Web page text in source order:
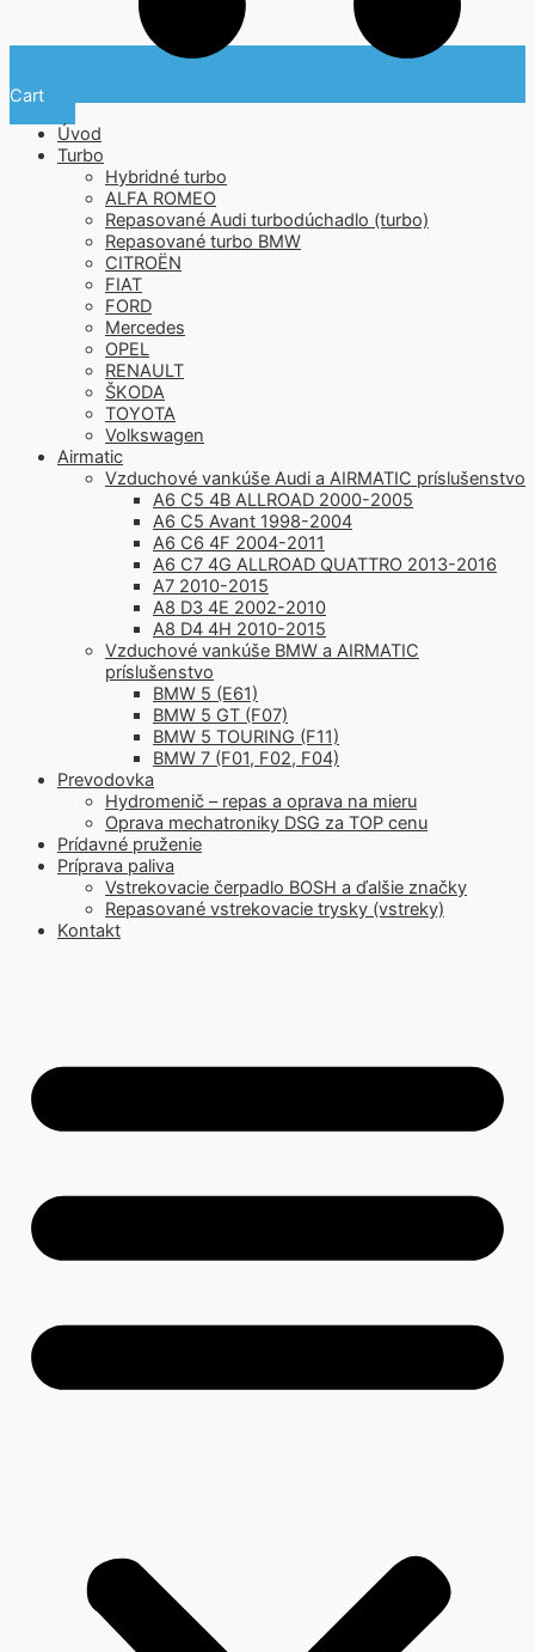
Cart
Úvod
Turbo
Hybridné turbo
ALFA ROMEO
Repasované Audi turbodúchadlo (turbo)
Repasované turbo BMW
CITROËN
FIAT
FORD
Mercedes
OPEL
RENAULT
ŠKODA
TOYOTA
Volkswagen
Airmatic
Vzduchové vankúše Audi a AIRMATIC príslušenstvo
A6 C5 4B ALLROAD 2000-2005
A6 C5 Avant 1998-2004
A6 C6 4F 2004-2011
A6 C7 4G ALLROAD QUATTRO 2013-2016
A7 2010-2015
A8 D3 4E 2002-2010
A8 D4 4H 2010-2015
Vzduchové vankúše BMW a AIRMATIC
príslušenstvo
BMW 5 (E61)
BMW 5 GT (F07)
BMW 5 TOURING (F11)
BMW 7 (F01, F02, F04)
Prevodovka
Hydromenič – repas a oprava na mieru
Oprava mechatroniky DSG za TOP cenu
Prídavné pruženie
Príprava paliva
Vstrekovacie čerpadlo BOSH a ďalšie značky
Repasované vstrekovacie trysky (vstreky)
Kontakt